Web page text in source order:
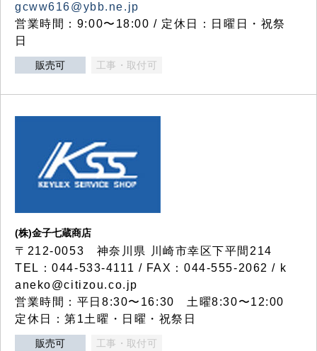
gcww616@ybb.ne.jp
営業時間：9:00〜18:00 / 定休日：日曜日・祝祭
日
販売可 工事・取付可
(株)金子七蔵商店
〒212-0053 神奈川県 川崎市幸区下平間214
TEL：044-533-4111 / FAX：044-555-2062 / k
aneko@citizou.co.jp
営業時間：平日8:30〜16:30 土曜8:30〜12:00
定休日：第1土曜・日曜・祝祭日
販売可 工事・取付可